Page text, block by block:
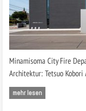
Minamisoma City Fire
Architektur: Tetsuo
mehr lesen